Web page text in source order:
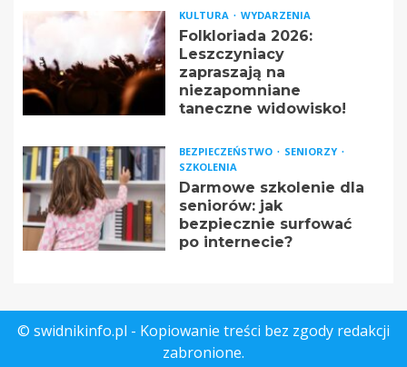
KULTURA WYDARZENIA
Folkloriada 2026:
Leszczyniacy
zapraszają na
niezapomniane
taneczne widowisko!
BEZPIECZEŃSTWO
SENIORZY
SZKOLENIA
Darmowe szkolenie dla
seniorów: jak
bezpiecznie surfować
po internecie?
© swidnikinfo.pl - Kopiowanie treści bez zgody redakcji
zabronione.